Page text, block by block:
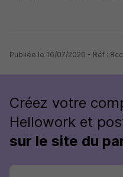
Publiée le 16/07/2026 - Réf :
Créez votre
Hellowork et
sur le site du